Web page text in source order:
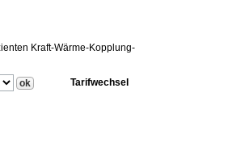
Kraft-Wärme-Kopplung-
Tarifwechsel